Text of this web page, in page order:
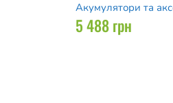
Акумулятори та
5 488грн